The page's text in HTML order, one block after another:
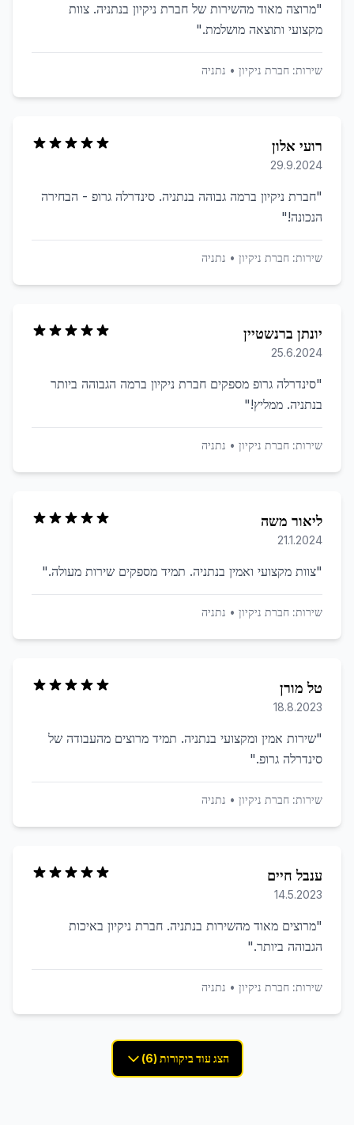
"מרוצה מאוד מהשירות של חברת ניקיון בנתניה. צוות
מקצועי ותוצאה מושלמת."
שירות: חברת ניקיון • נתניה
רועי אלון
29.9.2024
"חברת ניקיון ברמה גבוהה בנתניה. סינדרלה גרופ - הבחירה
הנכונה!"
שירות: חברת ניקיון • נתניה
יונתן ברנשטיין
25.6.2024
"סינדרלה גרופ מספקים חברת ניקיון ברמה הגבוהה ביותר
בנתניה. ממליץ!"
שירות: חברת ניקיון • נתניה
ליאור משה
21.1.2024
"צוות מקצועי ואמין בנתניה. תמיד מספקים שירות מעולה."
שירות: חברת ניקיון • נתניה
טל מורן
18.8.2023
"שירות אמין ומקצועי בנתניה. תמיד מרוצים מהעבודה של
סינדרלה גרופ."
שירות: חברת ניקיון • נתניה
ענבל חיים
14.5.2023
"מרוצים מאוד מהשירות בנתניה. חברת ניקיון באיכות
הגבוהה ביותר."
שירות: חברת ניקיון • נתניה
הצג עוד ביקורות (6)